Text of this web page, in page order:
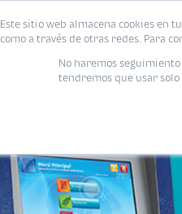
Este sitio web almacena cookies en
como a través de otras redes. Para
No haremos
tendremos que usar